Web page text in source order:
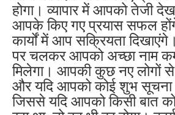
होगा। व्यापार में आपको तेजी
आपके किए गए प्रयास सफल
कार्यों में आप सक्रियता
पर चलकर आपको अच्छा नाम
मिलेगा। आपकी कुछ नए लोगों से
और यदि आपको कोई शुभ सूचना
जिससे यदि आपको किसी बात